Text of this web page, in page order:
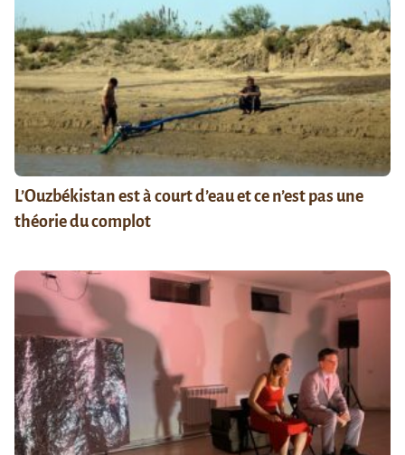
L’Ouzbékistan est à court d’eau et ce n’est pas une
théorie du complot